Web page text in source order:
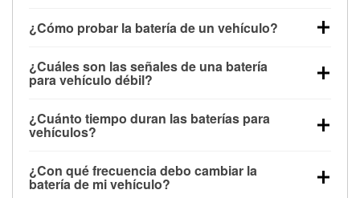
¿Cómo probar la batería de un vehículo?
maneras. El método más rápido es utilizar un
multímetro: con el vehículo apagado, conecta los
voltaje: una batería en buen estado y totalmente
cargada debería indicar unos 12.6 voltios. Es
importante saber que las baterías descargadas a
veces pueden mostrar una carga completa, y un
¿Cuáles son las señales de una batería
para vehículo débil?
advertencia. Un arranque lento del motor, faros
tenues, chasquidos al girar la llave o luces de
que la batería tiene una potencia de carga débil.
¿Cuánto tiempo duran las baterías para
vehículos?
entre 3 y 5 años. La duración exacta depende de los
¿Con qué frecuencia debo cambiar la
batería de mi vehículo?